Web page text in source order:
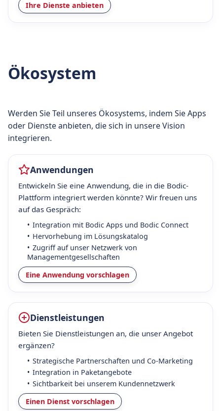
Ihre Dienste anbieten
Ökosystem
Werden Sie Teil unseres Ökosystems, indem Sie Apps
oder Dienste anbieten, die sich in unsere Vision
integrieren.
Anwendungen
Entwickeln Sie eine Anwendung, die in die Bodic-
Plattform integriert werden könnte? Wir freuen uns
auf das Gespräch:
Integration mit Bodic Apps und Bodic Connect
Hervorhebung im Lösungskatalog
Zugriff auf unser Netzwerk von
Managementgesellschaften
Eine Anwendung vorschlagen
Dienstleistungen
Bieten Sie Dienstleistungen an, die unser Angebot
ergänzen?
Strategische Partnerschaften und Co-Marketing
Integration in Paketangebote
Sichtbarkeit bei unserem Kundennetzwerk
Einen Dienst vorschlagen